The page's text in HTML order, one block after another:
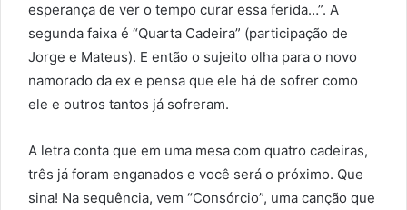
esperança de ver o tempo curar essa ferida…”. A
segunda faixa é “Quarta Cadeira” (participação de
Jorge e Mateus). E então o sujeito olha para o novo
namorado da ex e pensa que ele há de sofrer como
ele e outros tantos já sofreram.
A letra conta que em uma mesa com quatro cadeiras,
três já foram enganados e você será o próximo. Que
sina! Na sequência, vem “Consórcio”, uma canção que